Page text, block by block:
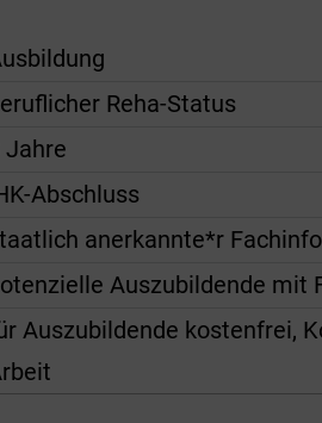
Reha-Status
Jahre
Abschluss
anerkannte*r
Auszubildende mit
Auszubildende kostenfrei,